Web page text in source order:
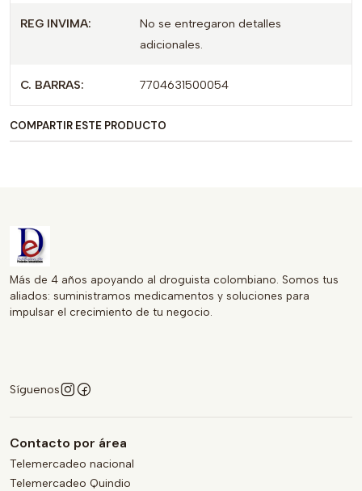
REG INVIMA:
No se entregaron detalles
adicionales.
C. BARRAS: 7704631500054
COMPARTIR ESTE PRODUCTO
Más de 4 años apoyando al droguista colombiano. Somos tus
aliados: suministramos medicamentos y soluciones para
impulsar el crecimiento de tu negocio.
Síguenos
Contacto por área
Telemercadeo nacional
Telemercadeo Quindio